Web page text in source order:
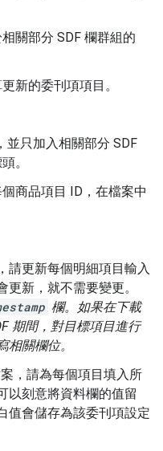
關部分 SDF 欄群組的
新的委刊項項目。
並只加入相關部分 SDF
。
商品項目 ID，在檔案中
請更新每個明細項目輸入
更新，就不需要變更。
欄。如果在下載
期間，對目標項目進行
相關欄位。
，請為每個項目填入所
以刻意將資料欄的值留
值會儲存為該委刊項設定